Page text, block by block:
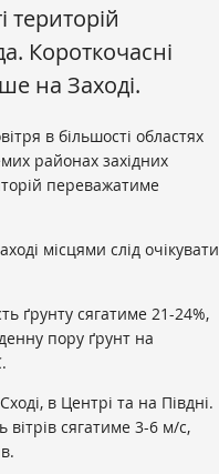
територій
Короткочасні
на Заході.
в більшості областях
районах західних
переважатиме
місцями слід очікувати
ґрунту сягатиме 21-24%,
пору ґрунт на
в Центрі та на Півдні.
вітрів сягатиме 3-6 м/с,